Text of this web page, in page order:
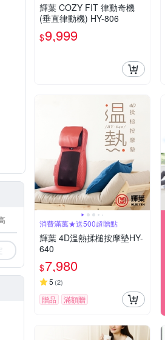
輝葉 COZY FIT 律動奇機
(垂直律動機) HY-806
$9,999
消費滿萬★送500超贈點
輝葉 4D溫熱揉槌按摩墊HY-
640
$7,980
5 (2)
贈品 滿額贈